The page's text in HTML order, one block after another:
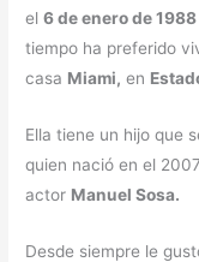
el6 de enero de 1988
tiempo ha preferido
casa Miami, en
Ella tiene un hijo que
quien nació en el
actor Manuel Sosa.
Desde siempre le